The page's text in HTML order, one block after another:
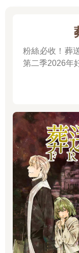
粉絲必收！葬
第二季2026年